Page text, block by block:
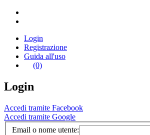
Login
Registrazione
Guida all'uso
(0)
Login
Accedi tramite Facebook
Accedi tramite Google
Email o nome utente: